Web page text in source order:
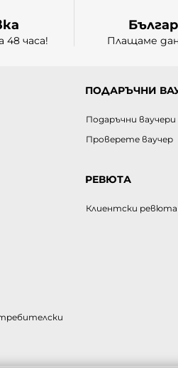
часа! Плащаме
ПОДАРЪЧНИ
Подаръчни ваучери
Проверете ваучер
РЕВЮТА
Клиентски ревюта